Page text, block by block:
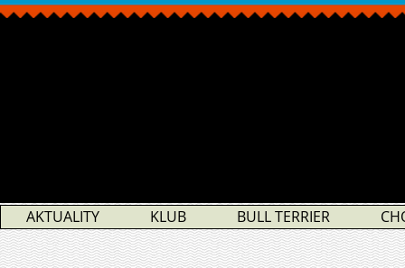
AKTUALITY KLUB BULL TERRIER